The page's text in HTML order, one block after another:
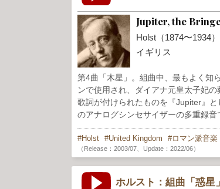
Jupiter, the
Holst（1874〜1934）
イギリス
第4曲「木星」。組曲中、最もよく知
ンで使用され、ダイアナ元皇太子妃
歌詞が付けられたものを『Jupiter』
のアナログシンセサイザーの多重録音
Holst United Kingdom ロマン派音楽
（Release：2003/07、Update：2022/06）
ホルスト：組曲「惑星